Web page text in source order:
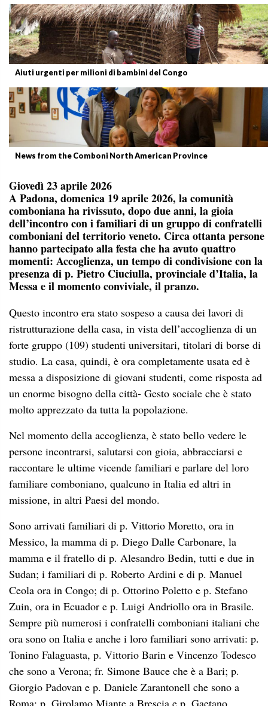
Aiuti urgenti per milioni di bambini del Congo
News from the Comboni North American Province
Giovedì 23 aprile 2026
A Padona, domenica 19 aprile 2026, la comunità
comboniana ha rivissuto, dopo due anni, la gioia
dell’incontro con i familiari di un gruppo di confratelli
comboniani del territorio veneto. Circa ottanta persone
hanno partecipato alla festa che ha avuto quattro
momenti: Accoglienza, un tempo di condivisione con la
presenza di p. Pietro Ciuciulla, provinciale d’Italia, la
Messa e il momento conviviale, il pranzo.
Questo incontro era stato sospeso a causa dei lavori di
ristrutturazione della casa, in vista dell’accoglienza di un
forte gruppo (109) studenti universitari, titolari di borse di
studio. La casa, quindi, è ora completamente usata ed è
messa a disposizione di giovani studenti, come risposta ad
un enorme bisogno della città- Gesto sociale che è stato
molto apprezzato da tutta la popolazione.
Nel momento della accoglienza, è stato bello vedere le
persone incontrarsi, salutarsi con gioia, abbracciarsi e
raccontare le ultime vicende familiari e parlare del loro
familiare comboniano, qualcuno in Italia ed altri in
missione, in altri Paesi del mondo.
Sono arrivati familiari di p. Vittorio Moretto, ora in
Messico, la mamma di p. Diego Dalle Carbonare, la
mamma e il fratello di p. Alesandro Bedin, tutti e due in
Sudan; i familiari di p. Roberto Ardini e di p. Manuel
Ceola ora in Congo; di p. Ottorino Poletto e p. Stefano
Zuin, ora in Ecuador e p. Luigi Andriollo ora in Brasile.
Sempre più numerosi i confratelli comboniani italiani che
ora sono on Italia e anche i loro familiari sono arrivati: p.
Tonino Falaguasta, p. Vittorio Barin e Vincenzo Todesco
che sono a Verona; fr. Simone Bauce che è a Bari; p.
Giorgio Padovan e p. Daniele Zarantonell che sono a
Roma; p. Girolamo Miante a Brescia e p. Gaetano